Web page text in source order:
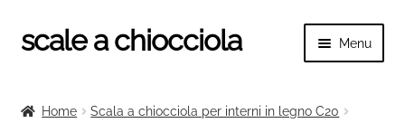
Vai
alla
Vai
al
scale a chiocciola Menu
Home
Scala a chiocciola per interni in legno C20